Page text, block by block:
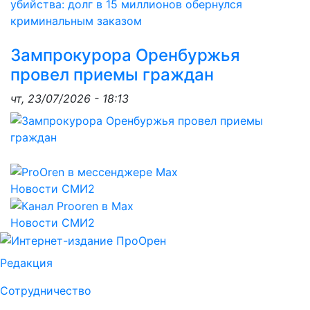
Зампрокурора Оренбуржья
провел приемы граждан
чт, 23/07/2026 - 18:13
Новости СМИ2
Новости СМИ2
Редакция
Сотрудничество